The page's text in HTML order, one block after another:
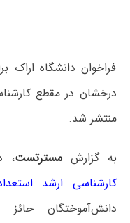
فراخوان دانشگاه اراک
منتشر شد.
به گزارشمسترتست،
کارشناسی ارشد
دانش‌آموختگان